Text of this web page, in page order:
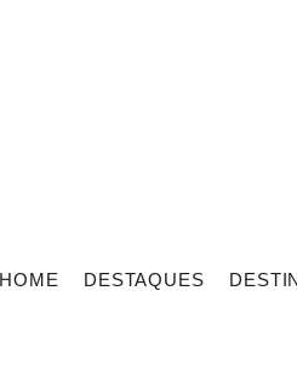
HOME DESTAQUES